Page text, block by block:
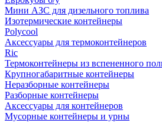
Мини АЗС для дизельного топлива
Изотермические контейнеры
Polycool
Аксессуары для термоконтейнеров
Ric
Термоконтейнеры из вспененного
Крупногабаритные контейнеры
Неразборные контейнеры
Разборные контейнеры
Аксессуары для контейнеров
Мусорные контейнеры и урны